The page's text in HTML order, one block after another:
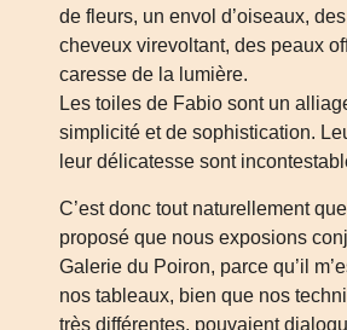
de fleurs, un envol d’oiseaux,
cheveux virevoltant, des peaux
caresse de la lumière.
Les toiles de Fabio sont un
simplicité et de sophistication.
leur délicatesse sont
C’est donc tout naturellement
proposé que nous exposions
Galerie du Poiron, parce qu’il
nos tableaux, bien que nos
très différentes, pouvaient